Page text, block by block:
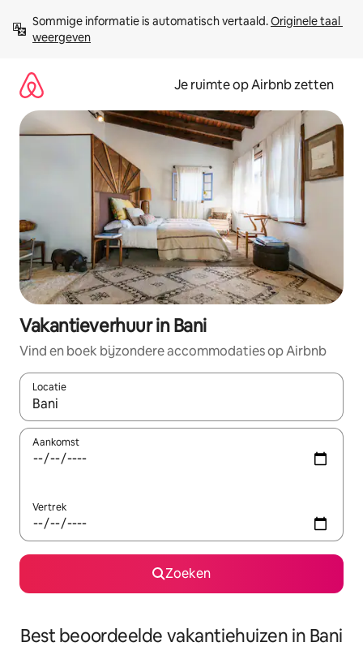
direct
naar
Sommige informatie is automatisch vertaald. Originele taal
weergeven
Je ruimte op Airbnb zetten
Vakantieverhuur in Bani
Vind en boek bijzondere accommodaties op Airbnb
Locatie
Wanneer er suggesties beschikbaar zijn, maak je een keuze
Aankomst
Vertrek
Zoeken
Best beoordeelde vakantiehuizen in Bani